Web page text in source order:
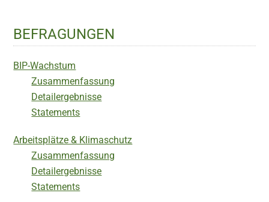
BEFRAGUNGEN
BIP-Wachstum
Zusammenfassung
Detailergebnisse
Statements
Arbeitsplätze & Klimaschutz
Zusammenfassung
Detailergebnisse
Statements